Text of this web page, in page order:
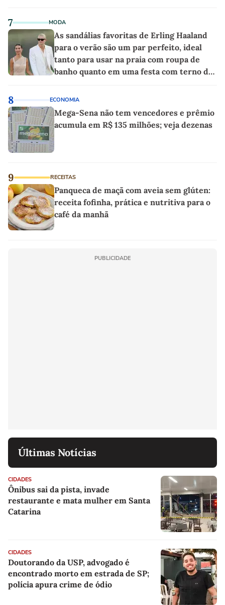
7 MODA
As sandálias favoritas de Erling Haaland
para o verão são um par perfeito, ideal
tanto para usar na praia com roupa de
banho quanto em uma festa com terno de
8 ECONOMIA
Mega-Sena não tem vencedores e prêmio
acumula em R$ 135 milhões; veja dezenas
9 RECEITAS
Panqueca de maçã com aveia sem glúten:
receita fofinha, prática e nutritiva para o
café da manhã
PUBLICIDADE
Últimas Notícias
CIDADES
Ônibus sai da pista, invade
restaurante e mata mulher em Santa
Catarina
CIDADES
Doutorando da USP, advogado é
encontrado morto em estrada de SP;
polícia apura crime de ódio